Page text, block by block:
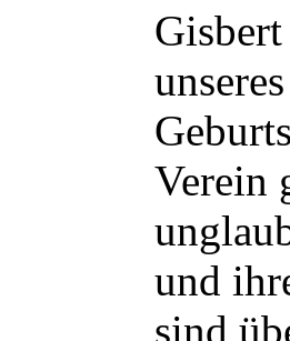
Verein
und
sind